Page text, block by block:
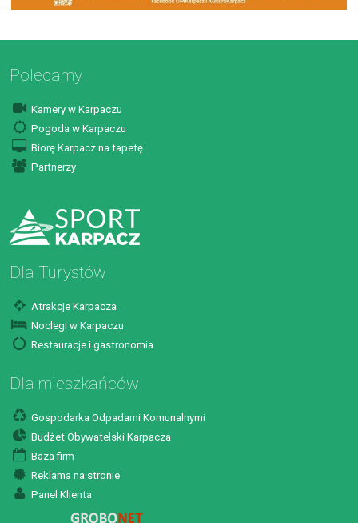
Polecamy
Kamery w Karpaczu
Pogoda w Karpaczu
Biorę Karpacz na tapetę
Partnerzy
Dla Turystów
Atrakcje Karpacza
Noclegi w Karpaczu
Restauracje i gastronomia
Dla mieszkańców
Gospodarka Odpadami Komunalnymi
Budżet Obywatelski Karpacza
Baza firm
Reklama na stronie
Panel Klienta